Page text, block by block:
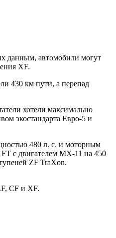
данным, автомобили могут
XF.
430 км пути, а перепад
хотели максимально
экостандарта Евро-5 и
480 л. с. и моторным
с двигателем MX-11 на 450
ZF TraXon.
CF и XF.